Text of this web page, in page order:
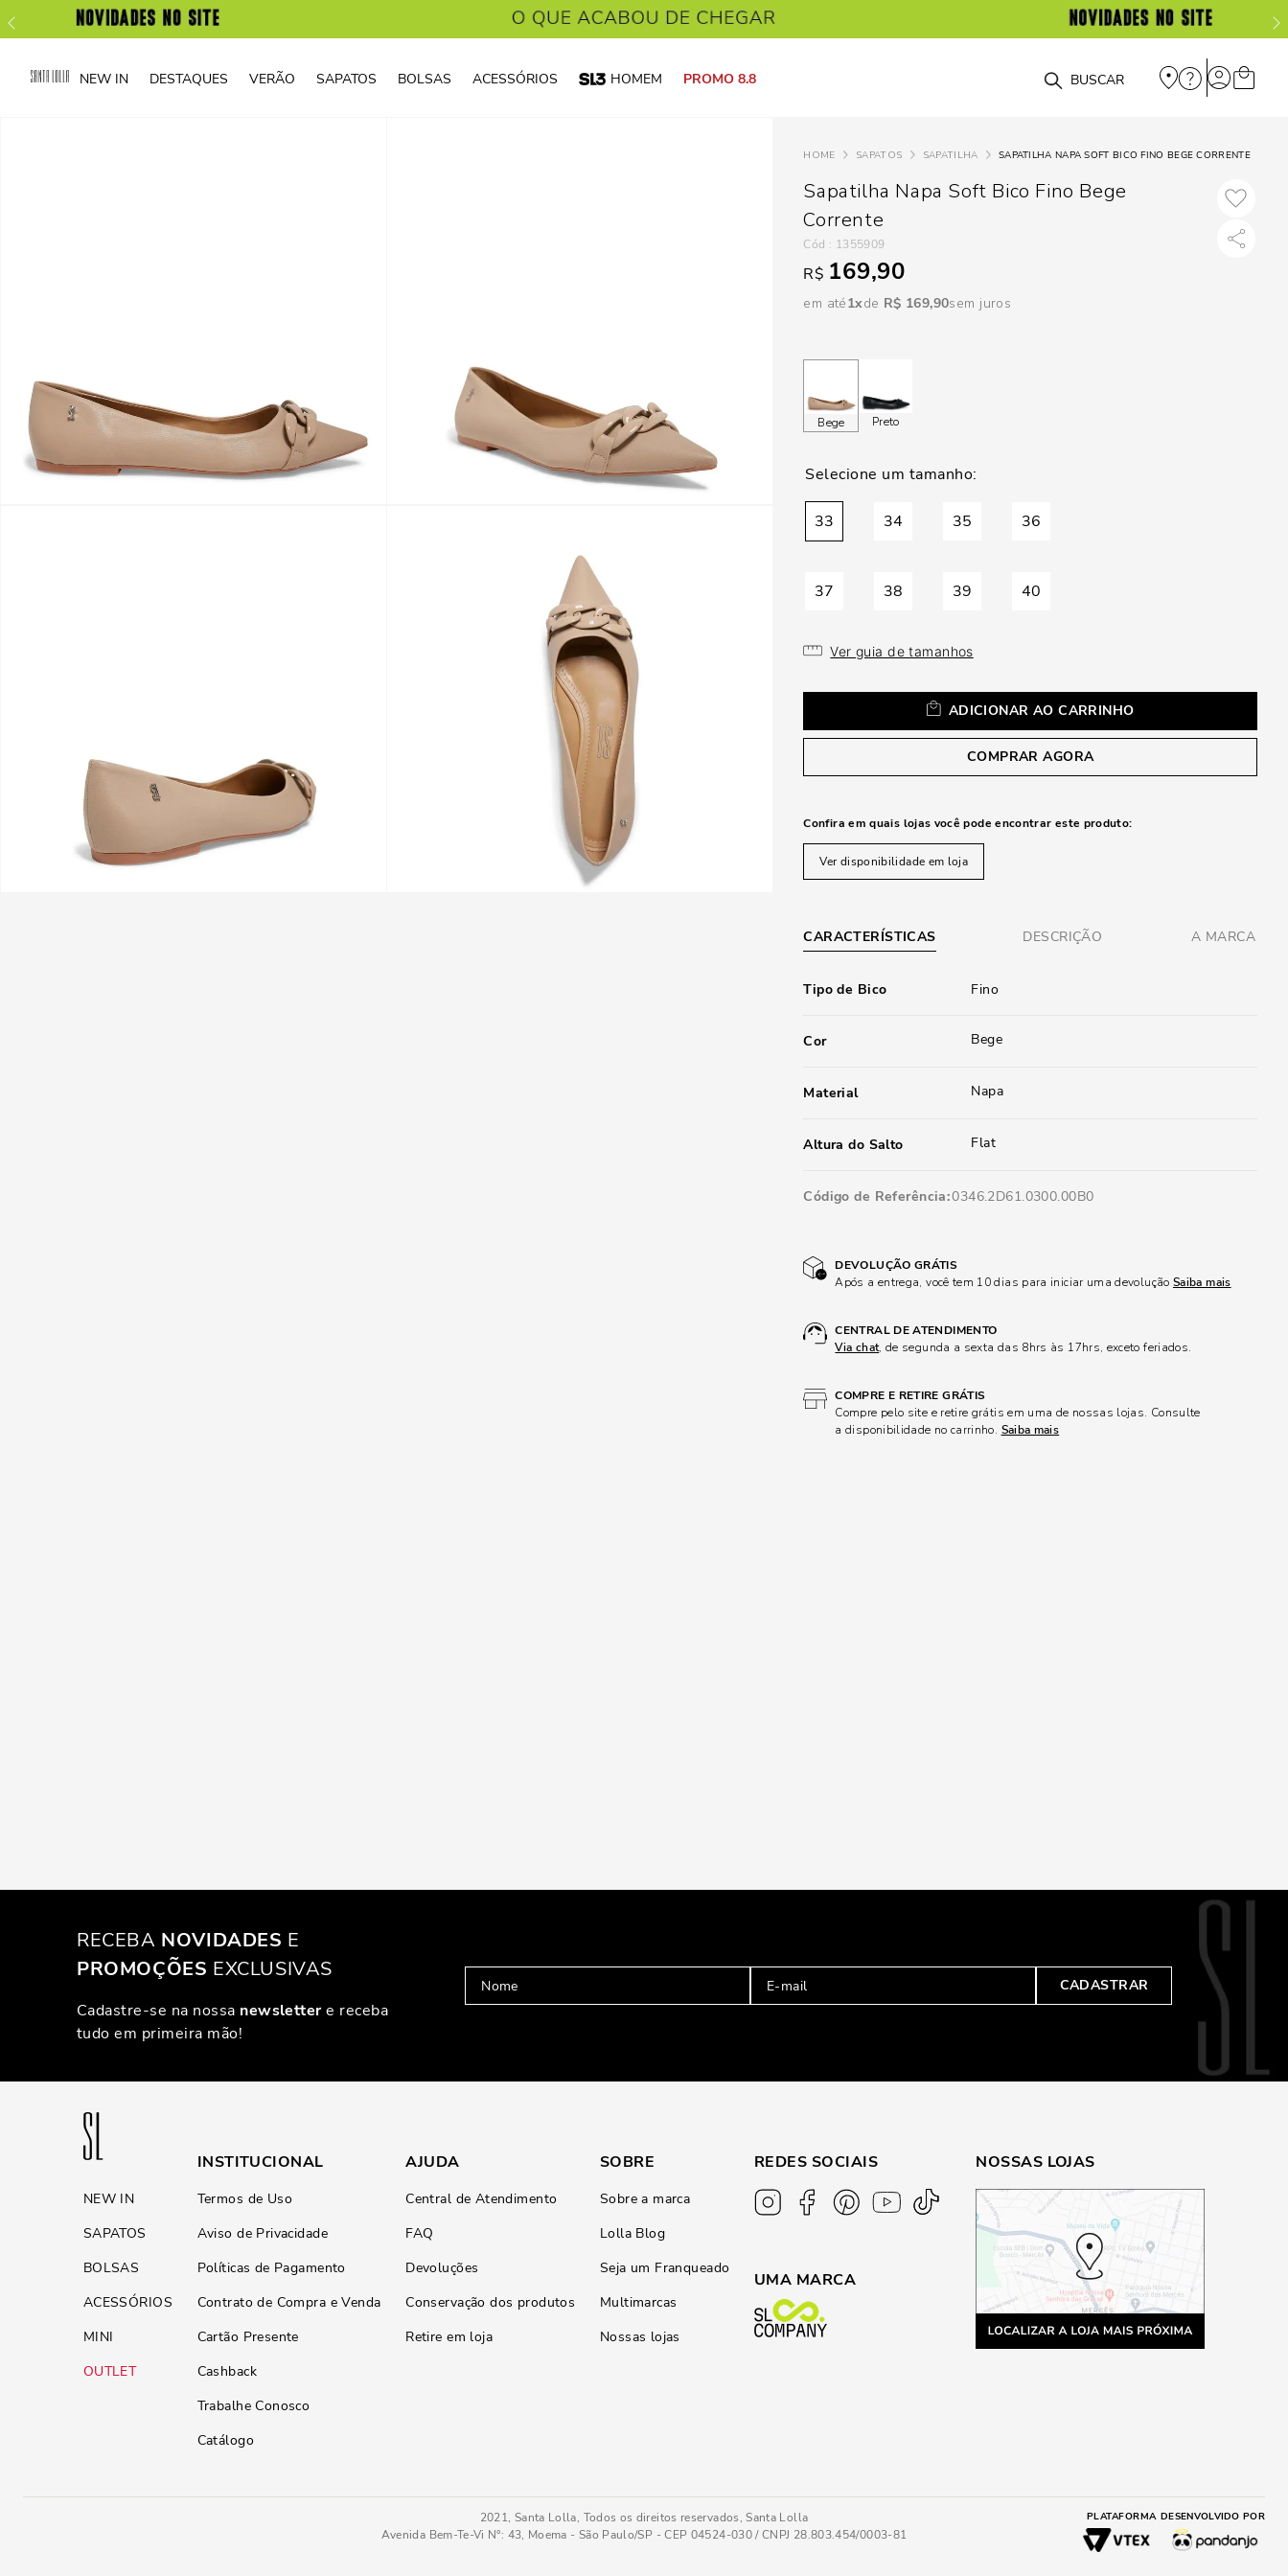
NEW IN DESTAQUES VERÃO SAPATOS BOLSAS ACESSÓRIOS HOMEM PROMO 8.8 O que você está procurando?
SAPATOS SAPATILHA SAPATILHA NAPA SOFT BICO FINO BEGE CORRENTE
Sapatilha Napa Soft Bico Fino Bege
Corrente
: 1355909
R$ 169,90
em até1 R$ 169,90sem juros
Bege Preto
33 34 35 36
37 38 39 40
Ver guia de tamanhos
ADICIONAR AO CARRINHO
COMPRAR AGORA
Confira em quais lojas você pode encontrar este produto:
Ver disponibilidade em loja
CARACTERÍSTICAS DESCRIÇÃO A MARCA
Tipo de Bico Fino
Cor Bege
Material Napa
Altura do Salto Flat
Código de Referência 0346.2D61.0300.00B0
DEVOLUÇÃO GRÁTIS
Após a entrega, você tem 10 dias para iniciar uma devolução Saiba mais
CENTRAL DE ATENDIMENTO
Via chat, de segunda a sexta das 8hrs às 17hrs, exceto feriados.
COMPRE E RETIRE GRÁTIS
Compre pelo site e retire grátis em uma de nossas lojas. Consulte
a disponibilidade no carrinho. Saiba mais
RECEBA NOVIDADES E
PROMOÇÕES EXCLUSIVAS
Cadastre-se na nossa newslettere receba
tudo em primeira mão!
CADASTRAR
NEW IN
SAPATOS
BOLSAS
ACESSÓRIOS
MINI
OUTLET
INSTITUCIONAL
Termos de Uso
Aviso de Privacidade
Políticas de Pagamento
Contrato de Compra e Venda
Cartão Presente
Cashback
Trabalhe Conosco
Catálogo
AJUDA
Central de Atendimento
FAQ
Devoluções
Conservação dos produtos
Retire em loja
SOBRE
Sobre a marca
Lolla Blog
Seja um Franqueado
Multimarcas
Nossas lojas
REDES SOCIAIS
UMA MARCA
NOSSAS LOJAS
2021, Santa Lolla, Todos os direitos reservados, Santa Lolla
Avenida Bem-Te-Vi N°: 43, Moema - São Paulo/SP - CEP 04524-030 / CNPJ 28.803.454/0003-81
PLATAFORMA DESENVOLVIDO POR